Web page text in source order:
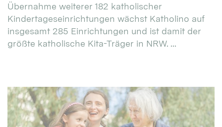
Übernahme weiterer 182 katholischer
Kindertageseinrichtungen wächst Katholino auf
insgesamt 285 Einrichtungen und ist damit der
größte katholische Kita-Träger in NRW. ...